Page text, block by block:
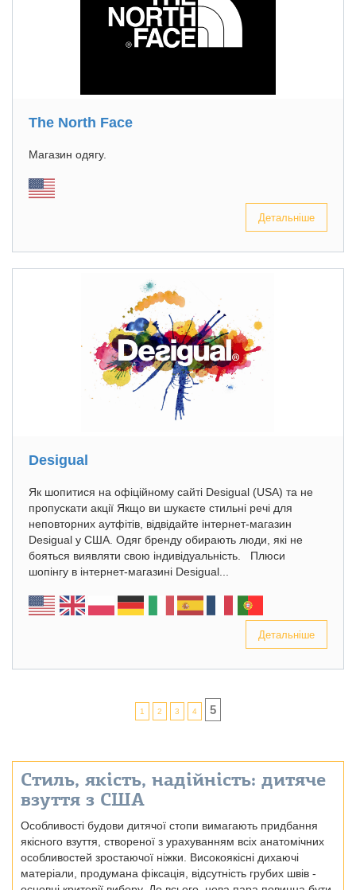
The North Face
Магазин одягу.
Детальніше
Desigual
Як шопитися на офіційному сайті Desigual (USA) та не
пропускати акції Якщо ви шукаєте стильні речі для
неповторних аутфітів, відвідайте інтернет-магазин
Desigual у США. Одяг бренду обирають люди, які не
бояться виявляти свою індивідуальність. Плюси
шопінгу в інтернет-магазині Desigual...
Детальніше
1 2 3 4 5
Стиль, якість, надійність: дитяче
взуття з США
Особливості будови дитячої стопи вимагають придбання
якісного взуття, створеної з урахуванням всіх анатомічних
особливостей зростаючої ніжки. Високоякісні дихаючі
матеріали, продумана фіксація, відсутність грубих швів -